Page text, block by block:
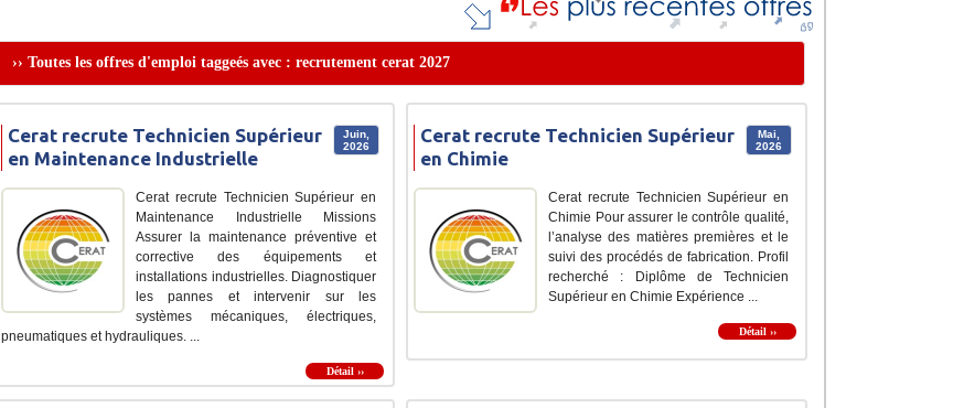
›› Toutes les offres d'emploi taggeés avec : recrutement cerat 2027
Juin,
2026
Cerat recrute Technicien Supérieur
en Maintenance Industrielle
Cerat recrute Technicien Supérieur en
Maintenance Industrielle Missions
Assurer la maintenance préventive et
corrective des équipements et
installations industrielles. Diagnostiquer
les pannes et intervenir sur les
systèmes mécaniques, électriques,
pneumatiques et hydrauliques. ...
Détail ››
Mai,
2026
Cerat recrute Technicien Supérieur
en Chimie
Cerat recrute Technicien Supérieur en
Chimie Pour assurer le contrôle qualité,
l’analyse des matières premières et le
suivi des procédés de fabrication. Profil
recherché : Diplôme de Technicien
Supérieur en Chimie Expérience ...
Détail ››